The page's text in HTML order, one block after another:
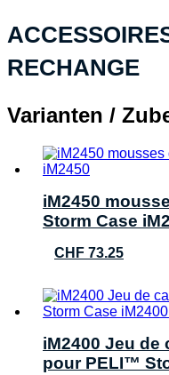
RECHANGE
Varianten /
iM2450
Storm Case
CHF 73.25
iM2400 Jeu de
pour PELI™